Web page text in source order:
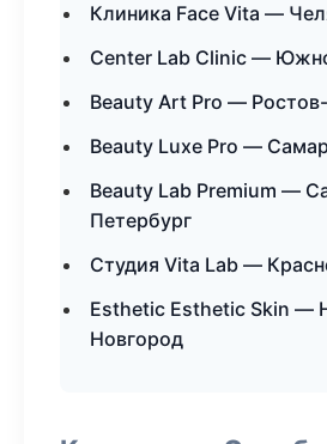
Клиника Face Vita —
Center Lab Clinic —
Beauty Art Pro —
Beauty Luxe Pro —
Beauty Lab Premium —
Петербург
Студия Vita Lab —
Esthetic Esthetic Skin —
Новгород